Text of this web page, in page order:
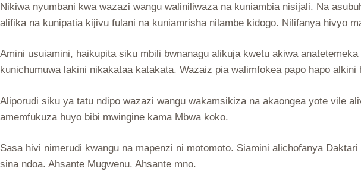
Nikiwa nyumbani kwa wazazi wangu waliniliwaza na kuniambia nisijali. Na
alifika na kunipatia kijivu fulani na kuniamrisha nilambe kidogo. Nilifanya hivyo
Amini usuiamini, haikupita siku mbili bwnanagu alikuja kwetu akiwa
kunichumuwa lakini nikakataa katakata. Wazaiz pia walimfokea papo hapo alkini
Aliporudi siku ya tatu ndipo wazazi wangu wakamsikiza na akaongea yote vile
amemfukuza huyo bibi mwingine kama Mbwa koko.
Sasa hivi nimerudi kwangu na mapenzi ni motomoto. Siamini alichofanya
sina ndoa. Ahsante Mugwenu. Ahsante mno.